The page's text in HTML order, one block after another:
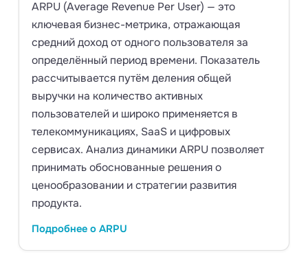
ARPU (Average Revenue Per User) — это
ключевая бизнес-метрика, отражающая
средний доход от одного пользователя за
определённый период времени. Показатель
рассчитывается путём деления общей
выручки на количество активных
пользователей и широко применяется в
телекоммуникациях, SaaS и цифровых
сервисах. Анализ динамики ARPU позволяет
принимать обоснованные решения о
ценообразовании и стратегии развития
продукта.
Подробнее о ARPU